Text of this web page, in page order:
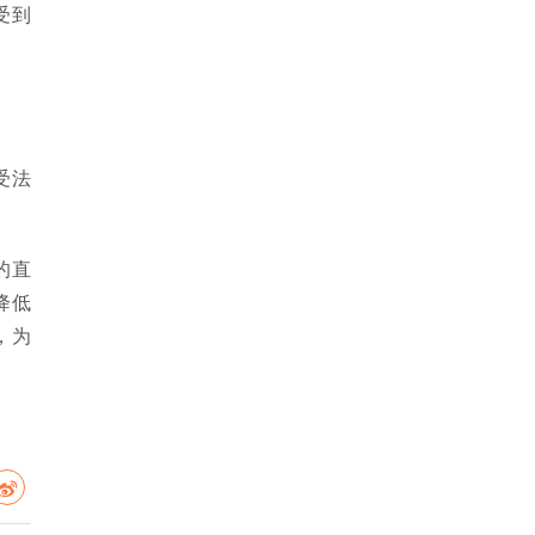
到
法
直
低
为